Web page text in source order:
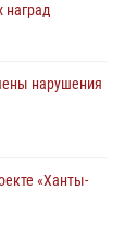
наград
нарушения
«Ханты-